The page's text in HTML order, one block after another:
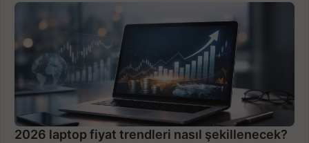
2026 laptop fiyat trendleri nasıl şekillenecek?